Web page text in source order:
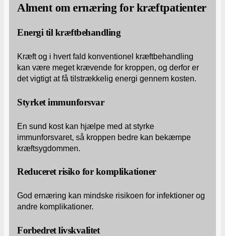
Alment om ernæring for kræftpatienter
Energi til kræftbehandling
Kræft og i hvert fald konventionel kræftbehandling
kan være meget krævende for kroppen, og derfor er
det vigtigt at få tilstrækkelig energi gennem kosten.
Styrket immunforsvar
En sund kost kan hjælpe med at styrke
immunforsvaret, så kroppen bedre kan bekæmpe
kræftsygdommen.
Reduceret risiko for komplikationer
God ernæring kan mindske risikoen for infektioner og
andre komplikationer.
Forbedret livskvalitet